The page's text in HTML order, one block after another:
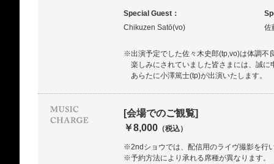
Special Guest：
Chikuzen Satō(vo)
佐
※出演予定でした佐々木史郎(tp,vo)は体調不
楽しみにされていました皆さまには、誠
あらたに小澤篤士(tp)が出演いたします。
[会場でのご観覧]
￥8,000 （税込）
※2ndショウでは、配信用のライヴ撮影を行
※予約方法により承れる席種が異なります。